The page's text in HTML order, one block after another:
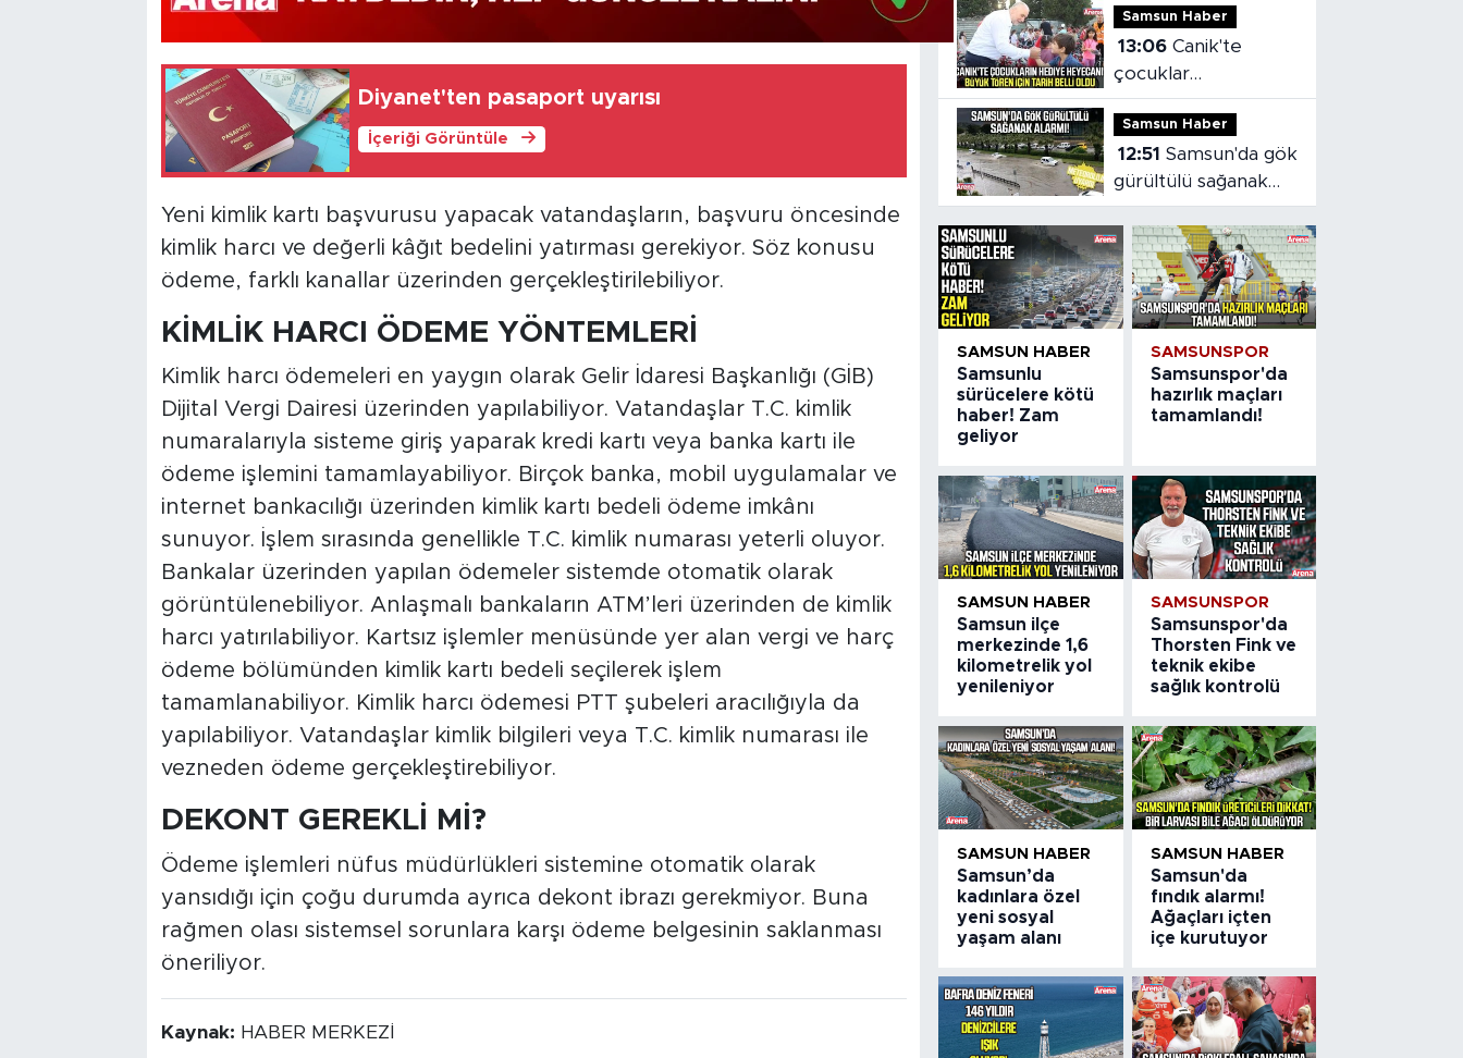
Diyanet'ten pasaport uyarısı
İçeriği Görüntüle
Yeni kimlik kartı başvurusu yapacak vatandaşların, başvuru öncesinde
kimlik harcı ve değerli kâğıt bedelini yatırması gerekiyor. Söz konusu
ödeme, farklı kanallar üzerinden gerçekleştirilebiliyor.
KİMLİK HARCI ÖDEME YÖNTEMLERİ
Kimlik harcı ödemeleri en yaygın olarak Gelir İdaresi Başkanlığı (GİB)
Dijital Vergi Dairesi üzerinden yapılabiliyor. Vatandaşlar T.C. kimlik
numaralarıyla sisteme giriş yaparak kredi kartı veya banka kartı ile
ödeme işlemini tamamlayabiliyor. Birçok banka, mobil uygulamalar ve
internet bankacılığı üzerinden kimlik kartı bedeli ödeme imkânı
sunuyor. İşlem sırasında genellikle T.C. kimlik numarası yeterli oluyor.
Bankalar üzerinden yapılan ödemeler sistemde otomatik olarak
görüntülenebiliyor. Anlaşmalı bankaların ATM’leri üzerinden de kimlik
harcı yatırılabiliyor. Kartsız işlemler menüsünde yer alan vergi ve harç
ödeme bölümünden kimlik kartı bedeli seçilerek işlem
tamamlanabiliyor. Kimlik harcı ödemesi PTT şubeleri aracılığıyla da
yapılabiliyor. Vatandaşlar kimlik bilgileri veya T.C. kimlik numarası ile
vezneden ödeme gerçekleştirebiliyor.
DEKONT GEREKLİ Mİ?
Ödeme işlemleri nüfus müdürlükleri sistemine otomatik olarak
yansıdığı için çoğu durumda ayrıca dekont ibrazı gerekmiyor. Buna
rağmen olası sistemsel sorunlara karşı ödeme belgesinin saklanması
öneriliyor.
Kaynak: HABER MERKEZİ
alarma geçti
Samsun Haber
13:06 Canik'te
çocuklar
hediyelerine
kavuşuyor
Samsun Haber
12:51 Samsun'da gök
gürültülü sağanak
alarmı!
SAMSUN HABER
Samsunlu
sürücelere kötü
haber! Zam
geliyor
SAMSUNSPOR
Samsunspor'da
hazırlık maçları
tamamlandı!
SAMSUN HABER
Samsun ilçe
merkezinde 1,6
kilometrelik yol
yenileniyor
SAMSUNSPOR
Samsunspor'da
Thorsten Fink ve
teknik ekibe
sağlık kontrolü
SAMSUN HABER
Samsun’da
kadınlara özel
yeni sosyal
yaşam alanı
SAMSUN HABER
Samsun'da
fındık alarmı!
Ağaçları içten
içe kurutuyor